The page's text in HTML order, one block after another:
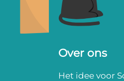
Over ons
Het idee voor